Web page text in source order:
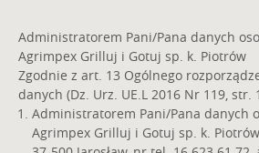
Administratorem Pani/Pana danych
Agrimpex Grilluj i Gotuj sp. k. Piotrów
Zgodnie z art. 13 Ogólnego
danych (Dz. Urz. UE.L 2016 Nr 119,
Administratorem Pani/Pana danych
Agrimpex Grilluj i Gotuj sp. k.